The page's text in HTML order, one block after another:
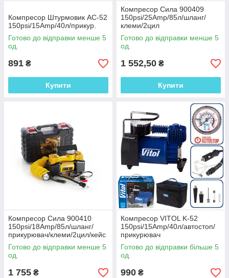
1
Виготовлено
кращими
3
Має повну
комплектацію і
2
Розрахована на
професіоналів і
4
Витримує
інтенсивні
навантаження.
Читати докладніше
Кожному покупцеві гарантуємо
торгівлю.
Повну
консультацію до
купівлі.
Доставка по
Оперативність
обробки
Компресор Штурмовик AC-52
150psi/15Amp/40л/прикур.
Готово до відправки менше 5
од.
891 ₴
Купити
Компресор Сила 900409
150psi/25Amp/85л/шланг/
клеми/2цил
Готово до відправки менше 5
од.
1 552,50 ₴
Купити
Компресор Сила 900410
150psi/18Amp/85л/шланг/
прикурювач/клеми/2цил/кейс
Готово до відправки менше 5
од.
1 755 ₴
Компресор VITOL K-52
150psi/15Amp/40л/автостоп/
прикурювач
Готово до відправки більше 5
од.
990 ₴